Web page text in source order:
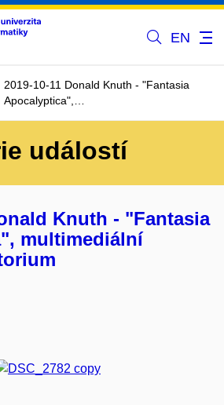
EN
2019-10-11 Donald Knuth - "Fantasia
Apocalyptica",…
událostí
Knuth - "Fantasia
multimediální